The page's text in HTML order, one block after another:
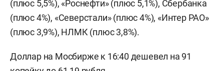
(плюс 5,5%), «Роснефти» (плюс 5,1%), Сбербанка
(плюс 4%), «Северстали» (плюс 4%), «Интер РАО»
(плюс 3,9%), НЛМК (плюс 3,8%).
Доллар на Мосбирже к 16:40 дешевел на 91